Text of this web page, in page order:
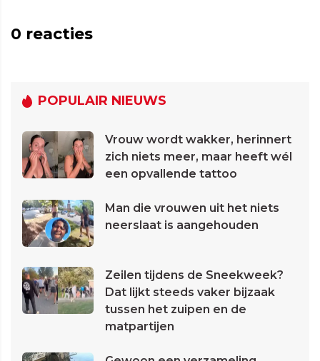
0 reacties
POPULAIR NIEUWS
Vrouw wordt wakker, herinnert
zich niets meer, maar heeft wél
een opvallende tattoo
Man die vrouwen uit het niets
neerslaat is aangehouden
Zeilen tijdens de Sneekweek?
Dat lijkt steeds vaker bijzaak
tussen het zuipen en de
matpartijen